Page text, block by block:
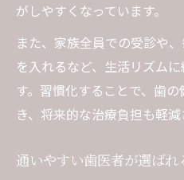
がしやすくなっています。
また、家族全員での受診や
を入れるなど、生活リズム
す。習慣化することで、歯
き、将来的な治療負担も軽減
通いやすい歯医者が選ばれ